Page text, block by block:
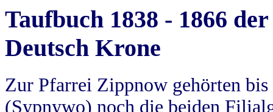
Taufbuch 1838 - 1866
Deutsch Krone
Zur Pfarrei Zippnow gehörten
(Sypnywo) noch die beiden